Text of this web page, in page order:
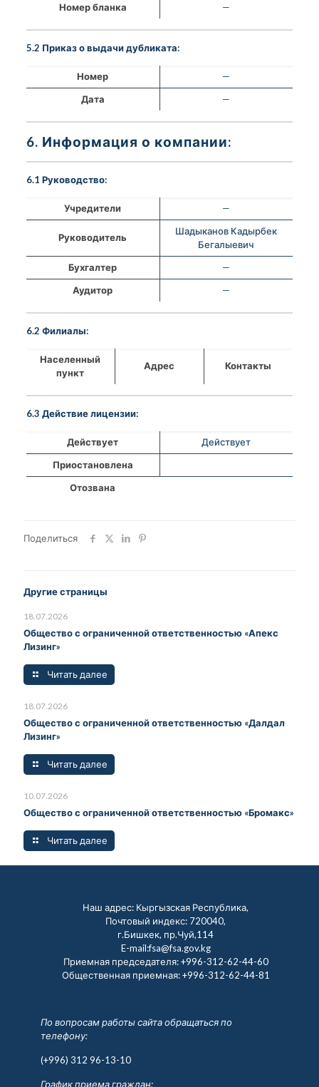
Номер бланка
—
5.2 Приказ о выдачи дубликата:
Номер
—
Дата
—
6. Информация о компании:
6.1 Руководство:
Учредители —
Руководитель
Шадыканов Кадырбек
Бегалыевич
Бухгалтер
—
Аудитор
—
6.2 Филиалы:
Населенный
пункт
Адрес Контакты
6.3 Действие лицензии:
Действует
Действует
Приостановлена
Отозвана
Поделиться
Другие страницы
18.07.2026
Общество с ограниченной ответственностью «Апекс
Лизинг»
Читать далее
18.07.2026
Общество с ограниченной ответственностью «Далдал
Лизинг»
Читать далее
10.07.2026
Общество с ограниченной ответственностью «Бромакс»
Читать далее
Наш адрес: Кыргызская Республика,
Почтовый индекс: 720040,
г.Бишкек, пр.Чуй,114
E-mail:fsa@fsa.gov.kg
Приемная председателя:+996-312-62-44-60
Общественная приемная:+996-312-62-44-81
По вопросам работы сайта обращаться по
телефону:
(+996) 312 96-13-10
График приема граждан: